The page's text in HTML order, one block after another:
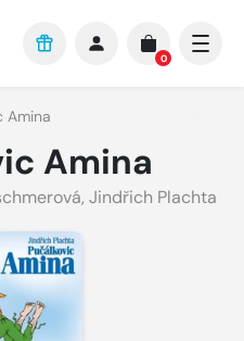
0
Amina
Amina
, Jindřich Plachta